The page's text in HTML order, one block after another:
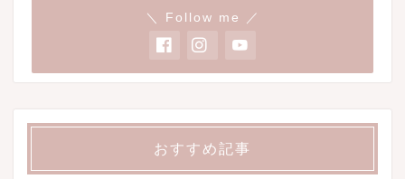
＼ Follow me ／
おすすめ記事